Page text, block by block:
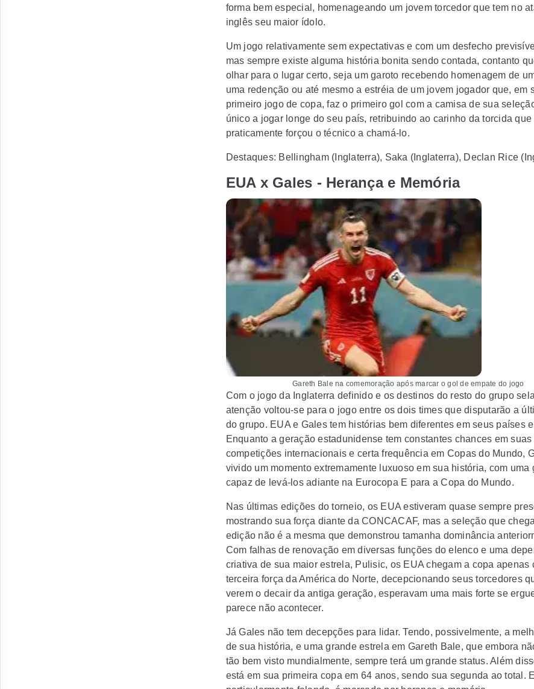
forma bem especial, homenageando um jovem torcedor que tem no
inglês seu maior ídolo.
Um jogo relativamente sem expectativas e com um desfecho
mas sempre existe alguma história bonita sendo contada, contanto
olhar para o lugar certo, seja um garoto recebendo homenagem de
uma redenção ou até mesmo a estréia de um jovem jogador que, em
primeiro jogo de copa, faz o primeiro gol com a camisa de sua
único a jogar longe do seu país, retribuindo ao carinho da torcida que
praticamente forçou o técnico a chamá-lo.
Destaques: Bellingham (Inglaterra), Saka (Inglaterra), Declan Rice
EUA x Gales - Herança e Memória
Gareth Bale na comemoração após marcar o gol de empate do jogo
Com o jogo da Inglaterra definido e os destinos do resto do grupo
atenção voltou-se para o jogo entre os dois times que disputarão a
do grupo. EUA e Gales tem histórias bem diferentes em seus países
Enquanto a geração estadunidense tem constantes chances em suas
competições internacionais e certa frequência em Copas do Mundo,
vivido um momento extremamente luxuoso em sua história, com uma
capaz de levá-los adiante na Eurocopa E para a Copa do Mundo.
Nas últimas edições do torneio, os EUA estiveram quase sempre
mostrando sua força diante da CONCACAF, mas a seleção que
edição não é a mesma que demonstrou tamanha dominância
Com falhas de renovação em diversas funções do elenco e uma
criativa de sua maior estrela, Pulisic, os EUA chegam a copa apenas
terceira força da América do Norte, decepcionando seus torcedores
verem o decair da antiga geração, esperavam uma mais forte se
parece não acontecer.
Já Gales não tem decepções para lidar. Tendo, possivelmente, a
de sua história, e uma grande estrela em Gareth Bale, que embora
tão bem visto mundialmente, sempre terá um grande status. Além
está em sua primeira copa em 64 anos, sendo sua segunda ao total.